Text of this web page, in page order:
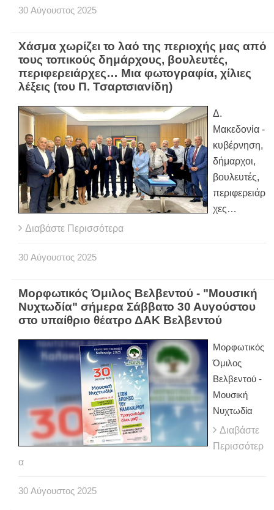
30 Αύγουστος 2025
Χάσμα χωρίζει το λαό της περιοχής μας από
τους τοπικούς δημάρχους, βουλευτές,
περιφερειάρχες… Μια φωτογραφία, χίλιες
λέξεις (του Π. Τσαρτσιανίδη)
Δ.
Μακεδονία -
κυβέρνηση,
δήμαρχοι,
βουλευτές,
περιφερειάρ
χες…
Διαβάστε Περισσότερα
30 Αύγουστος 2025
Μορφωτικός Όμιλος Βελβεντού - "Μουσική
Νυχτωδία" σήμερα Σάββατο 30 Αυγούστου
στο υπαίθριο θέατρο ΔΑΚ Βελβεντού
Μορφωτικός
Όμιλος
Βελβεντού -
Μουσική
Νυχτωδία
Διαβάστε
Περισσότερ
α
30 Αύγουστος 2025